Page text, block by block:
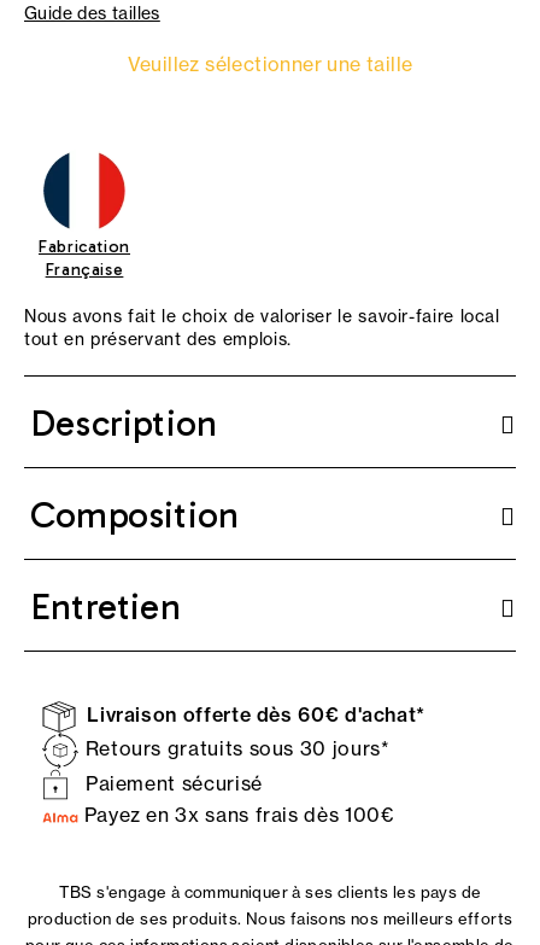
Guide des tailles
Veuillez sélectionner une taille
Fabrication
Française
Nous avons fait le choix de valoriser le savoir-faire local
tout en préservant des emplois.
Description
Composition
Entretien
Livraison offerte dès 60€ d'achat*
Retours gratuits sous 30 jours*
Paiement sécurisé
Payez en 3x sans frais dès 100€
TBS s'engage à communiquer à ses clients les pays de
production de ses produits. Nous faisons nos meilleurs efforts